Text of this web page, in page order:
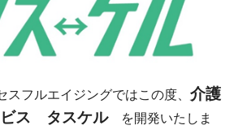
スフルエイジングではこの度、 介護
ビス タスケルを開発いたしま